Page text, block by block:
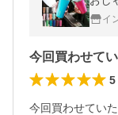
空断
0ml）
イ
5
今回買わせてい